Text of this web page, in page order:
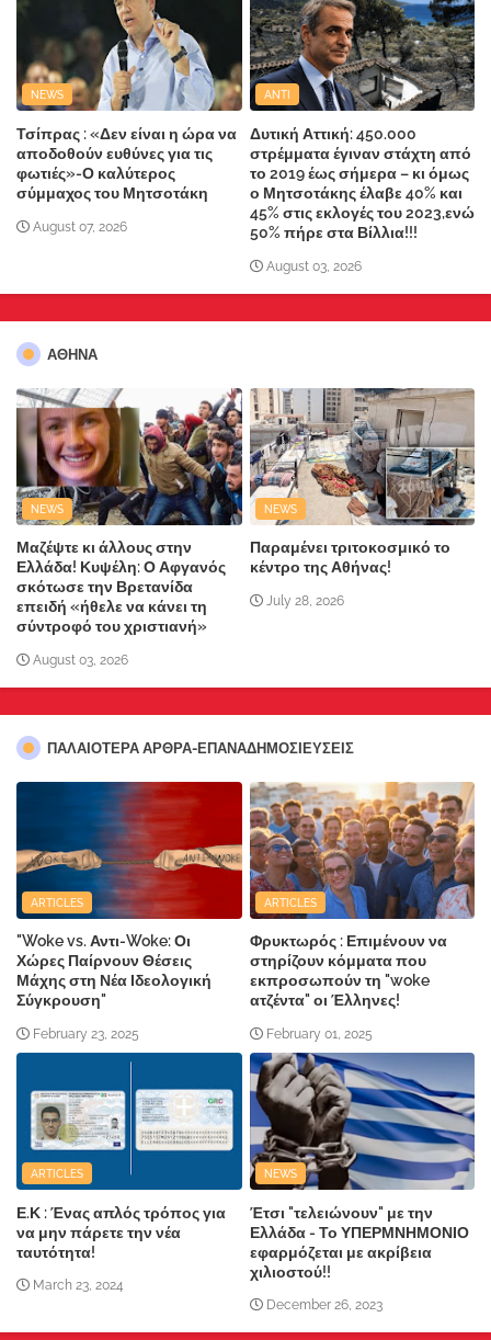
NEWS
Τσίπρας : «Δεν είναι η ώρα να
αποδοθούν ευθύνες για τις
φωτιές»-Ο καλύτερος
σύμμαχος του Μητσοτάκη
August 07, 2026
ANTI
Δυτική Αττική: 450.000
στρέμματα έγιναν στάχτη από
το 2019 έως σήμερα – κι όμως
ο Μητσοτάκης έλαβε 40% και
45% στις εκλογές του 2023,ενώ
50% πήρε στα Βίλλια!!!
August 03, 2026
ΑΘΗΝΑ
NEWS
Μαζέψτε κι άλλους στην
Ελλάδα! Κυψέλη: Ο Αφγανός
σκότωσε την Βρετανίδα
επειδή «ήθελε να κάνει τη
σύντροφό του χριστιανή»
August 03, 2026
NEWS
Παραμένει τριτοκοσμικό το
κέντρο της Αθήνας!
July 28, 2026
ΠΑΛΑΙΟΤΕΡΑ ΑΡΘΡΑ-ΕΠΑΝΑΔΗΜΟΣΙΕΥΣΕΙΣ
ARTICLES
"Woke vs. Αντι-Woke: Οι
Χώρες Παίρνουν Θέσεις
Μάχης στη Νέα Ιδεολογική
Σύγκρουση"
February 23, 2025
ARTICLES
Φρυκτωρός : Επιμένουν να
στηρίζουν κόμματα που
εκπροσωπούν τη "woke
ατζέντα" οι Έλληνες!
February 01, 2025
ARTICLES
Ε.Κ : Ένας απλός τρόπος για
να μην πάρετε την νέα
ταυτότητα!
March 23, 2024
NEWS
Έτσι "τελειώνουν" με την
Ελλάδα - Το ΥΠΕΡΜΝΗΜΟΝΙΟ
εφαρμόζεται με ακρίβεια
χιλιοστού!!
December 26, 2023